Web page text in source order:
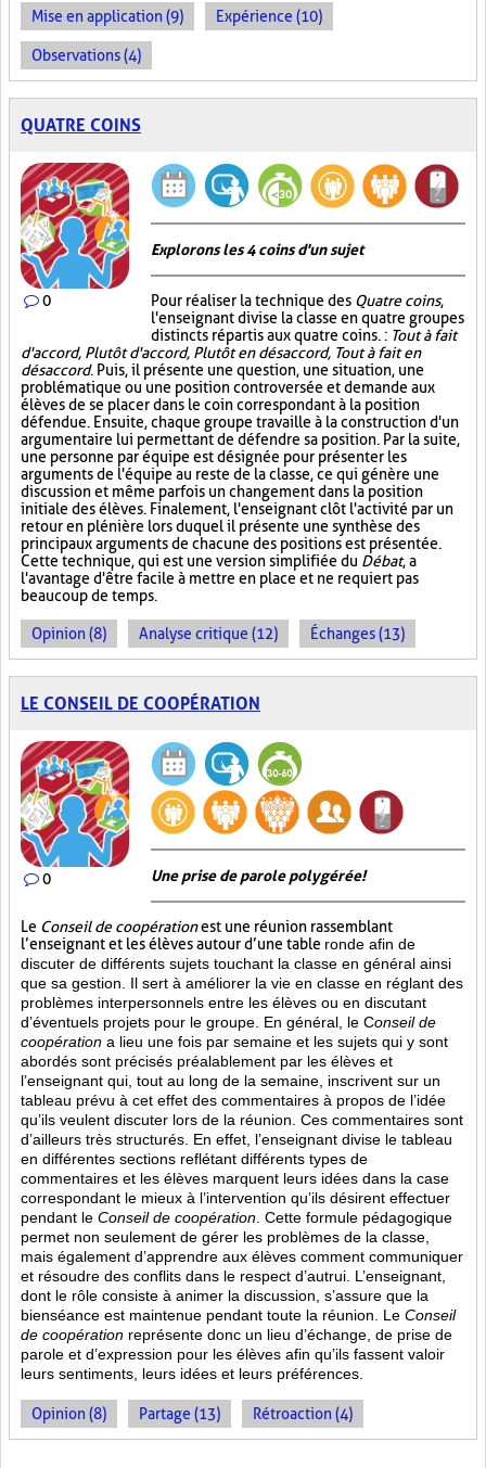
Mise en application (9) Expérience (10)
Observations (4)
QUATRE COINS
0
Explorons les 4 coins d'un sujet
Pour réaliser la technique des Quatre coins,
l'enseignant divise la classe en quatre groupes
distincts répartis aux quatre coins. : Tout à fait
d'accord, Plutôt d'accord, Plutôt en désaccord, Tout à fait en
désaccord. Puis, il présente une question, une situation, une
problématique ou une position controversée et demande aux
élèves de se placer dans le coin correspondant à la position
défendue. Ensuite, chaque groupe travaille à la construction d'un
argumentaire lui permettant de défendre sa position. Par la suite,
une personne par équipe est désignée pour présenter les
arguments de l'équipe au reste de la classe, ce qui génère une
discussion et même parfois un changement dans la position
initiale des élèves. Finalement, l'enseignant clôt l'activité par un
retour en plénière lors duquel il présente une synthèse des
principaux arguments de chacune des positions est présentée.
Cette technique, qui est une version simplifiée du Débat, a
l'avantage d'être facile à mettre en place et ne requiert pas
beaucoup de temps.
Opinion (8) Analyse critique (12) Échanges (13)
LE CONSEIL DE COOPÉRATION
0 Une prise de parole polygérée!
Le Conseil de coopérationest une réunion rassemblant
l’enseignant et les élèves autour d’une table ronde afin de
discuter de différents sujets touchant la classe en général ainsi
que sa gestion. Il sert à améliorer la vie en classe en réglant des
problèmes interpersonnels entre les élèves ou en discutant
d’éventuels projets pour le groupe. En général, le Conseil de
coopération a lieu une fois par semaine et les sujets qui y sont
abordés sont précisés préalablement par les élèves et
l’enseignant qui, tout au long de la semaine, inscrivent sur un
tableau prévu à cet effet des commentaires à propos de l’idée
qu’ils veulent discuter lors de la réunion. Ces commentaires sont
d’ailleurs très structurés. En effet, l’enseignant divise le tableau
en différentes sections reflétant différents types de
commentaires et les élèves marquent leurs idées dans la case
correspondant le mieux à l’intervention qu’ils désirent effectuer
pendant le Conseil de coopération . Cette formule pédagogique
permet non seulement de gérer les problèmes de la classe,
mais également d’apprendre aux élèves comment communiquer
et résoudre des conflits dans le respect d’autrui. L’enseignant,
dont le rôle consiste à animer la discussion, s’assure que la
bienséance est maintenue pendant toute la réunion. Le Conseil
de coopération représente donc un lieu d’échange, de prise de
parole et d’expression pour les élèves afin qu’ils fassent valoir
leurs sentiments, leurs idées et leurs préférences.
Opinion (8) Partage (13) Rétroaction (4)